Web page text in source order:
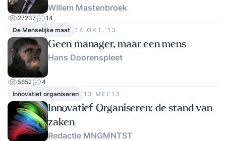
Willem Mastenbroek
27237
14
De Menselijke maat
14 OKT.‘13
Geen manager, maar een mens
Hans Doorenspleet
5652
4
Innovatief organiseren
13 MEI‘13
Innovatief Organiseren: de stand van
zaken
Redactie MNGMNTST